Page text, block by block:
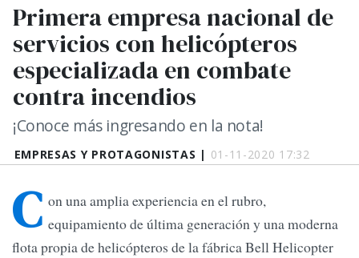
EMPRESAS Y PROTAGONISTAS | 01-11-2020 17:32
Primera empresa nacional de
servicios con helicópteros
especializada en combate
contra incendios
¡Conoce más ingresando en la nota!
C on una amplia experiencia en el rubro,
equipamiento de última generación y una moderna
flota propia de helicópteros de la fábrica Bell Helicopter